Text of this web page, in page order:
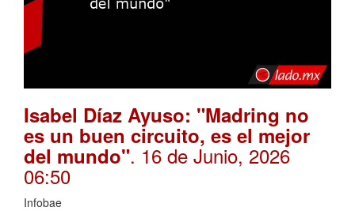
Isabel Díaz Ayuso: "Madring no
es un buen circuito, es el mejor
del mundo". 16 de Junio, 2026
06:50
Infobae